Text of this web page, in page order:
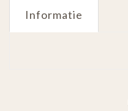
Informatie